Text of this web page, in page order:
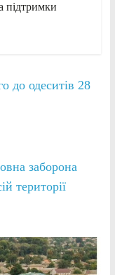
підтримки
до одеситів 28
заборона
території